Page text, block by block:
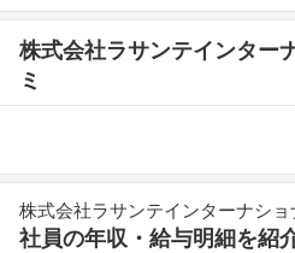
株式会社ラサンテインター
ミ
株式会社ラサンテインターナショ
社員の年収・給与明細を紹